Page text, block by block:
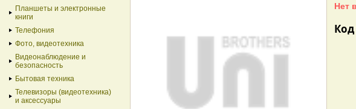
Нет
Код
Планшеты и электронные
книги
Телефония
Фото, видеотехника
Видеонаблюдение и
безопасность
Бытовая техника
Телевизоры (видеотехника)
и аксессуары